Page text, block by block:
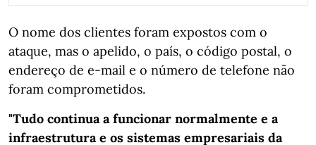
O nome dos clientes foram expostos com o
ataque, mas o apelido, o país, o código postal, o
endereço de e-mail e o número de telefone não
foram comprometidos.
"Tudo continua a funcionar normalmente e a
infraestrutura e os sistemas empresariais da